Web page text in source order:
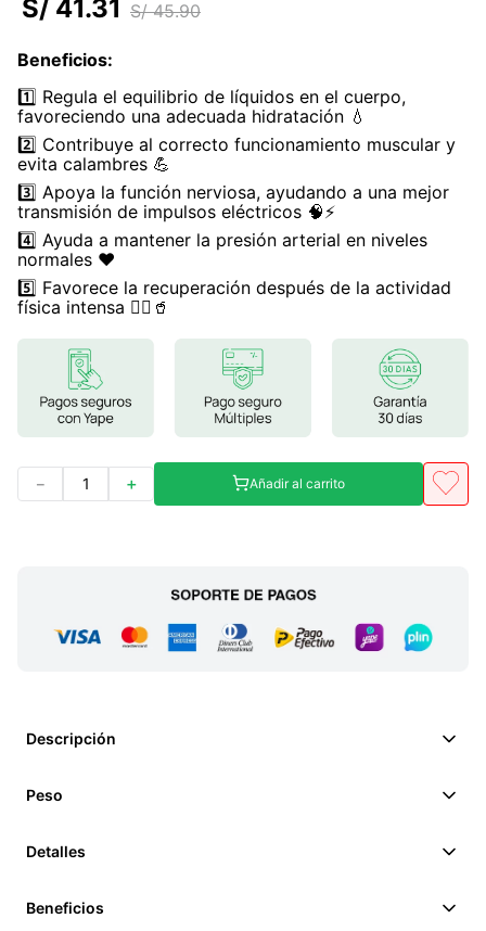
8.
magnesio
9.
melena leon
10. proteina
S/ 45.90
S/ 41.31
Beneficios:
1️⃣ Regula el equilibrio de líquidos en el cuerpo,
favoreciendo una adecuada hidratación 💧
2️⃣ Contribuye al correcto funcionamiento muscular y
evita calambres 💪
3️⃣ Apoya la función nerviosa, ayudando a una mejor
transmisión de impulsos eléctricos 🧠⚡
4️⃣ Ayuda a mantener la presión arterial en niveles
normales ❤️
5️⃣ Favorece la recuperación después de la actividad
física intensa 🏃‍♂️🥤
＋
－ Añadir al carrito
Descripción
Peso
Detalles
Beneficios